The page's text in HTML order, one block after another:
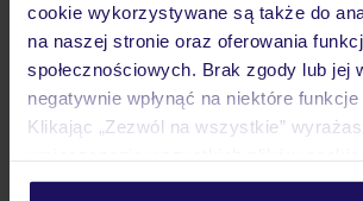
cookie wykorzystywane są także do
na naszej stronie oraz oferowania
społecznościowych. Brak zgody lub jej
negatywnie wpłynąć na niektóre
Klikając „Zezwól na wszystkie”
personalizować swój wybór wchodząc
Opinie
Pokoje